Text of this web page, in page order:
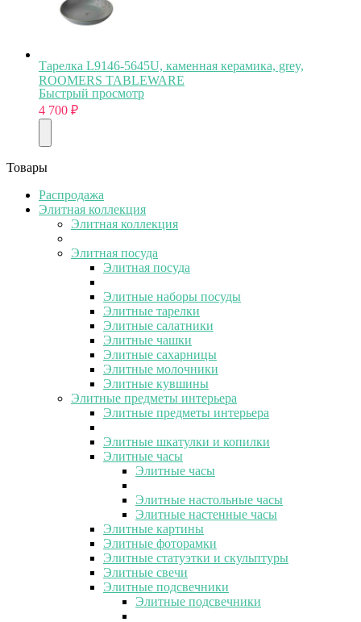
Тарелка L9146-5645U, каменная керамика, grey,
ROOMERS TABLEWARE
Быстрый просмотр
4 700 ₽
Товары
Распродажа
Элитная коллекция
Элитная коллекция
Элитная посуда
Элитная посуда
Элитные наборы посуды
Элитные тарелки
Элитные салатники
Элитные чашки
Элитные сахарницы
Элитные молочники
Элитные кувшины
Элитные предметы интерьера
Элитные предметы интерьера
Элитные шкатулки и копилки
Элитные часы
Элитные часы
Элитные настольные часы
Элитные настенные часы
Элитные картины
Элитные фоторамки
Элитные статуэтки и скульптуры
Элитные свечи
Элитные подсвечники
Элитные подсвечники